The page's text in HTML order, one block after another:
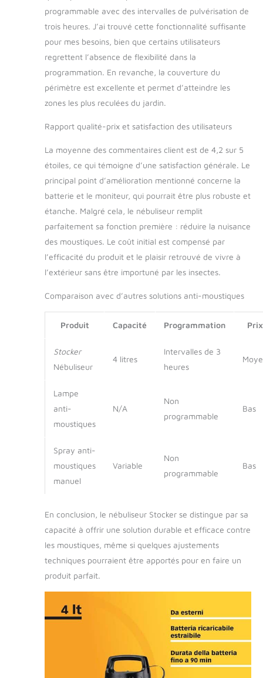
extérieures de
moyennes à
ainsi le besoin de
recharger
fréquemment
l'appareil. Cela le
adapté pour les
jardins, les parcs et
de taille moyenne
portable] Avec une
structure légère et
une bandoulière
ergonomique, le
facile à transporter
et à utiliser dans
différents endroits du
jardin. La batterie
la dépendance aux
mouvement inégalée
pompe intégrée dans
le pulvérisateur
du traitement sur
tout le jardin. Ce
l'efficacité du
protection durable et
moustiques
programmable avec des intervalles de pulvérisation de
trois heures. J’ai trouvé cette fonctionnalité suffisante
pour mes besoins, bien que certains utilisateurs
regrettent l’absence de flexibilité dans la
programmation. En revanche, la couverture du
périmètre est excellente et permet d’atteindre les
zones les plus reculées du jardin.
Rapport qualité-prix et satisfaction des utilisateurs
La moyenne des commentaires client est de 4,2 sur 5
étoiles, ce qui témoigne d’une satisfaction générale. Le
principal point d’amélioration mentionné concerne la
batterie et le moniteur, qui pourrait être plus robuste et
étanche. Malgré cela, le nébuliseur remplit
parfaitement sa fonction première : réduire la nuisance
des moustiques. Le coût initial est compensé par
l’efficacité du produit et le plaisir retrouvé de vivre à
l’extérieur sans être importuné par les insectes.
Comparaison avec d’autres solutions anti-moustiques
Produit Capacité Programmation Prix
Stocker
Nébuliseur
4 litres
Intervalles de 3
heures
Lampe
anti-
moustiques
N/A
Non
programmable
Bas
Spray anti-
moustiques
manuel
Variable
Non
programmable
Bas
En conclusion, le nébuliseur Stocker se distingue par sa
capacité à offrir une solution durable et efficace contre
les moustiques, même si quelques ajustements
techniques pourraient être apportés pour en faire un
produit parfait.